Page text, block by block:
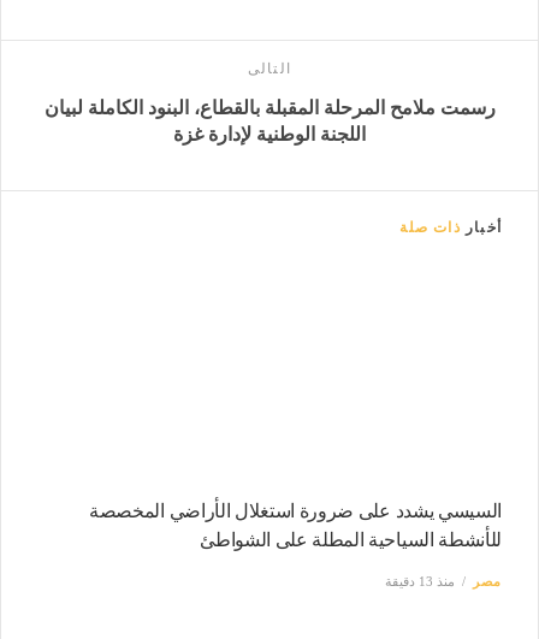
التالى
رسمت ملامح المرحلة المقبلة بالقطاع، البنود الكاملة لبيان
اللجنة الوطنية لإدارة غزة
أخبار ذات صلة
السيسي يشدد على ضرورة استغلال الأراضي المخصصة
للأنشطة السياحية المطلة على الشواطئ
مصر منذ 13 دقيقة